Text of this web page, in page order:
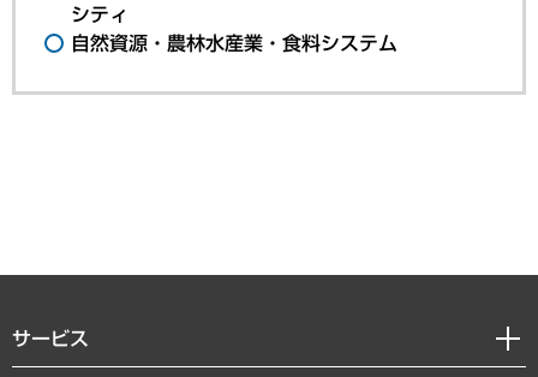
シティ
自然資源・農林水産業・食料システム
サービス